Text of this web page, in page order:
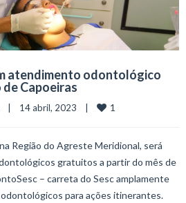
atendimento odontológico
Capoeiras
    |    14 abril, 2023    |
1
Região do Agreste Meridional, será
gratuitos a partir do mês de
– carreta do Sesc amplamente
para ações itinerantes.